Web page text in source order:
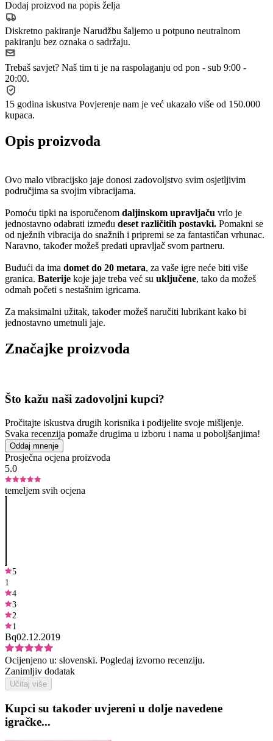
Dodaj proizvod na popis želja
Diskretno pakiranje Narudžbu šaljemo u potpuno neutralnom
pakiranju bez oznaka o sadržaju.
Trebaš savjet? Naš tim ti je na raspolaganju od pon - sub 9:00 -
20:00.
15 godina iskustva Povjerenje nam je već ukazalo više od 150.000
kupaca.
Opis proizvoda
Ovo malo vibracijsko jaje donosi zadovoljstvo svim osjetljivim
područjima sa svojim vibracijama.
Pomoću tipki na isporučenom daljinskom upravljaču vrlo je
jednostavno odabrati između deset različitih postavki. Pomakni se
od nježnih vibracija do snažnih i pripremi se za fantastičan vrhunac.
Naravno, također možeš predati upravljač svom partneru.
Budući da ima domet do 20 metara, za vaše igre neće biti više
granica. Baterije koje jaje treba već su uključene, tako da možeš
odmah početi s nestašnim igricama.
Za maksimalni užitak, također možeš naručiti lubrikant kako bi
jednostavno umetnuli jaje.
Značajke proizvoda
Što kažu naši zadovoljni kupci?
Pročitajte iskustva drugih korisnika i podijelite svoje mišljenje.
Svaka recenzija pomaže drugima u izboru i nama u poboljšanjima!
Oddaj mnenje
Prosječna ocjena proizvoda
5.0
temeljem svih ocjena
5
1
4
3
2
1
Bq02.12.2019
Ocijenjeno u: slovenski. Pogledaj izvorno recenziju.
Zanimljiv dodatak
Učitaj više
Kupci su također uvjereni u dolje navedene
igračke...